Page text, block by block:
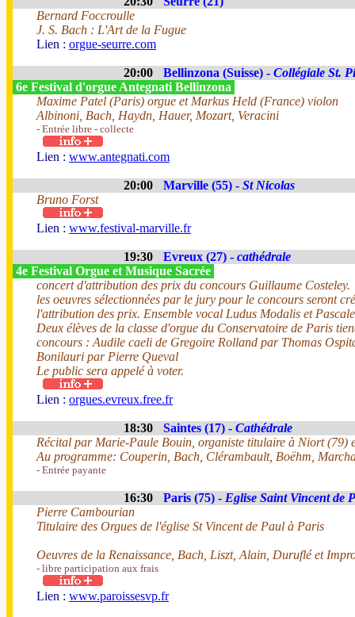
Bernard Foccroulle
J. S. Bach : L'Art de la Fugue
Lien : orgue-seurre.com
20:00 Bellinzona (Suisse) - Collégiale St.
6e Festival d'orgue Antegnati Bellinzona
Maxime Patel (Paris) orgue et Markus Held (France) violon
Albinoni, Bach, Haydn, Hauer, Mozart, Veracini
- Entrée libre - collecte
Lien : www.antegnati.com
20:00 Marville (55) - St Nicolas
Bruno Forst
Lien : www.festival-marville.fr
19:30 Evreux (27) - cathédrale
4e Festival Orgue et Musique Sacrée
concert d'attribution des prix du concours Guillaume Costeley.
les oeuvres sélectionnées par le jury pour le concours seront
l'attribution des prix. Ensemble vocal Ludus Modalis et
Deux élèves de la classe d'orgue du Conservatoire de Paris
concours : Audile caeli de Gregoire Rolland par Thomas
Bonilauri par Pierre Queval
Le public sera appelé à voter.
Lien : orgues.evreux.free.fr
18:30 Saintes (17) - Cathédrale
Récital par Marie-Paule Bouin, organiste titulaire à Niort (79)
Au programme: Couperin, Bach, Clérambault, Boëhm,
- Entrée payante
16:30 Paris (75) - Eglise Saint Vincent de
Pierre Cambourian
Titulaire des Orgues de l'église St Vincent de Paul à Paris
Oeuvres de la Renaissance, Bach, Liszt, Alain, Duruflé et
- libre participation aux frais
Lien : www.paroissesvp.fr